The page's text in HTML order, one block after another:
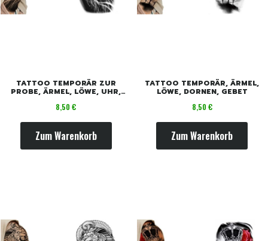
TATTOO TEMPORÄR ZUR
PROBE, ÄRMEL, LÖWE, UHR,
Preis
8,50 €
Zum Warenkorb
TATTOO TEMPORÄR, ÄRMEL,
LÖWE, DORNEN, GEBET
Preis
8,50 €
Zum Warenkorb